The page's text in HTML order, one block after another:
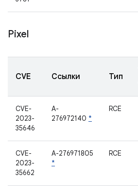
Pixel
CVE Ссылки Тип
CVE-
2023-
35646
A-
276972140 *
RCE
CVE-
2023-
35662
A-276971805
*
RCE